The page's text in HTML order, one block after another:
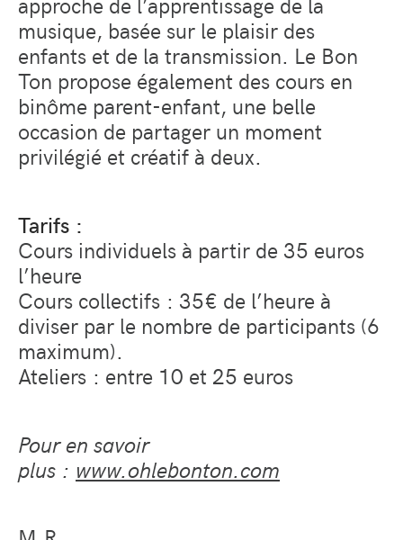
musique, basée sur le plaisir des
enfants et de la transmission. Le Bon
Ton propose également des cours en
binôme parent-enfant, une belle
occasion de partager un moment
privilégié et créatif à deux.
Tarifs :
Cours individuels à partir de 35 euros
l’heure
Cours collectifs : 35€ de l’heure à
diviser par le nombre de participants (6
maximum).
Ateliers : entre 10 et 25 euros
Pour en savoir
plus : www.ohlebonton.com